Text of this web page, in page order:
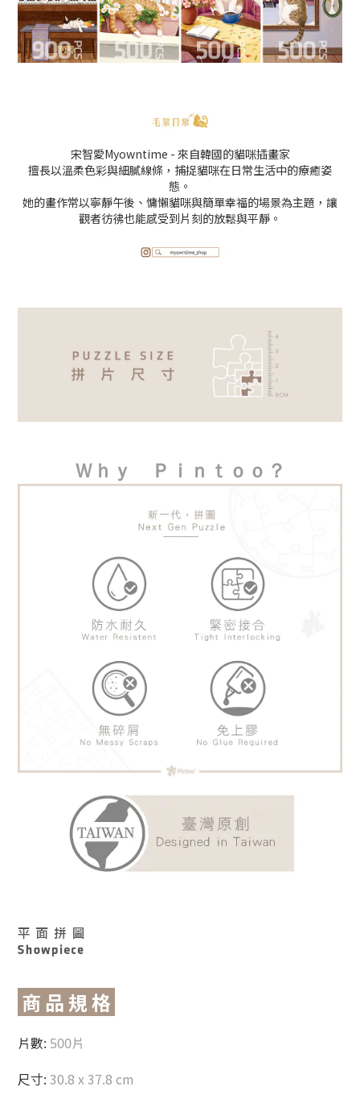
宋智愛Myowntime - 來自韓國的貓咪插畫家
擅長以溫柔色彩與細膩線條，捕捉貓咪在日常生活中的療癒姿
態。
她的畫作常以寧靜午後、慵懶貓咪與簡單幸福的場景為主題，讓
觀者彷彿也能感受到片刻的放鬆與平靜。
Ｗｈｙ　Ｐｉｎｔｏｏ？
商 品 規 格
片數: 500片
尺寸: 30.8 x 37.8 cm